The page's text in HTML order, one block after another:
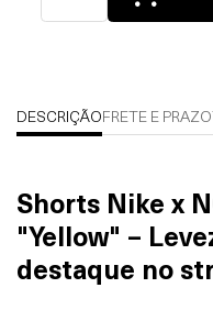
DESCRIÇÃO FRETE E PRAZO
Shorts Nike x
"Yellow" –
destaque no